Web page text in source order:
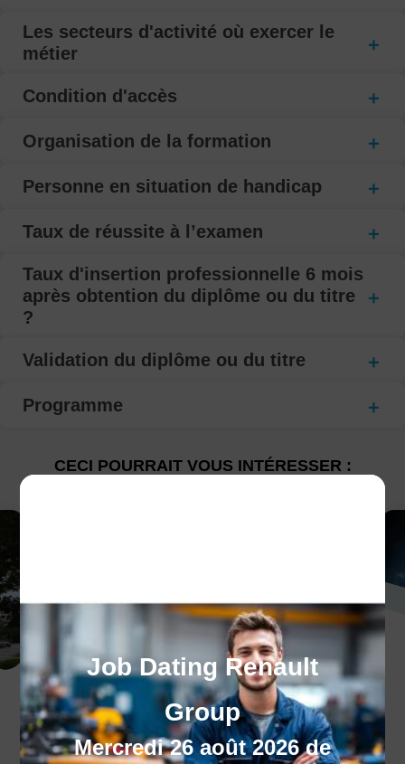
Job Dating Renault
Group
Mercredi 26 août 2026 de
Les secteurs d'activité où exercer le
métier
Condition d'accès
Organisation de la formation
Personne en situation de handicap
Taux de réussite à l’examen
Taux d'insertion professionnelle 6 mois
après obtention du diplôme ou du titre
?
Validation du diplôme ou du titre
Programme
CECI POURRAIT VOUS INTÉRESSER :
Le programme
régional de formation
Besoin d'un coup de pouce pour vous